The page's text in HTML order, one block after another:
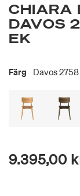
CHIARA
DAVOS
EK
Färg Davos
9.395,00